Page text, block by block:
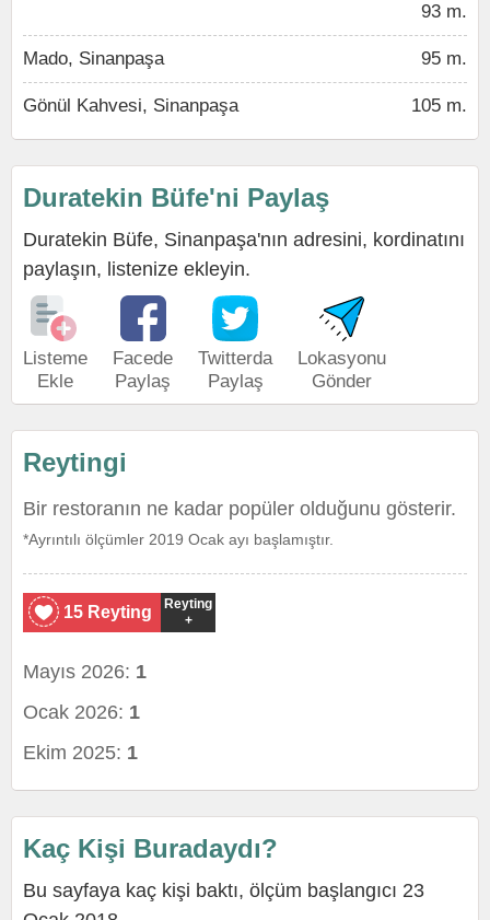
93 m.
Mado, Sinanpaşa 95 m.
Gönül Kahvesi, Sinanpaşa 105 m.
Duratekin Büfe'ni Paylaş
Duratekin Büfe, Sinanpaşa'nın adresini, kordinatını
paylaşın, listenize ekleyin.
Listeme
Ekle
Facede
Paylaş
Twitterda
Paylaş
Lokasyonu
Gönder
Reytingi
Bir restoranın ne kadar popüler olduğunu gösterir.
*Ayrıntılı ölçümler 2019 Ocak ayı başlamıştır.
15 Reyting
Reyting
+
Mayıs 2026: 1
Ocak 2026: 1
Ekim 2025: 1
Kaç Kişi Buradaydı?
Bu sayfaya kaç kişi baktı, ölçüm başlangıcı 23